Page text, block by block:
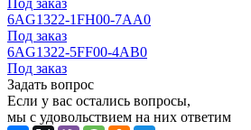
Под заказ
6AG1322-1FH00-7AA0
Под заказ
6AG1322-5FF00-4AB0
Под заказ
Задать вопрос
Если у вас остались вопросы,
мы с удовольствием на них ответим